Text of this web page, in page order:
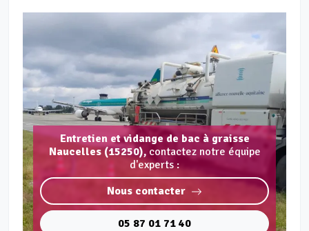
Entretien et vidange de bac à graisse
Naucelles (15250), contactez notre équipe
d'experts :
Nous contacter
05 87 01 71 40